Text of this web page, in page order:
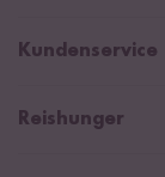
Deutschland
Kundenservice
Help Center & FAQ
Reishunger